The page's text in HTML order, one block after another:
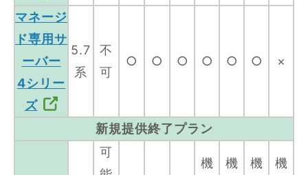
マネージ
ド専用サ
ーバー
4シリー
ズ
5.7
系
不
可
○ ○ ○ ○ ○ ○ ×
新規提供終了プラン
可
機
機
機
機